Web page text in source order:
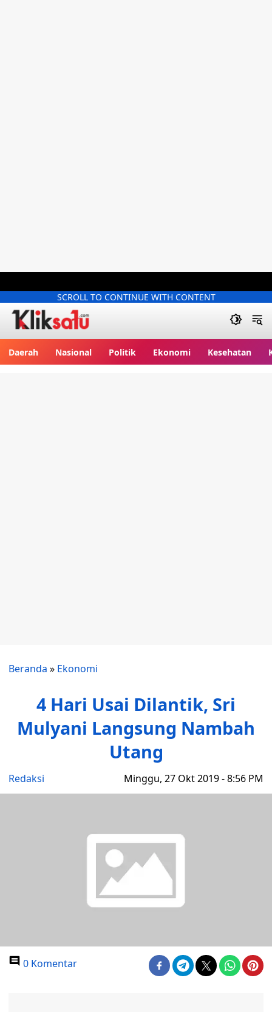
SCROLL TO CONTINUE WITH CONTENT
Daerah Nasional Politik Ekonomi Kesehatan
Beranda » Ekonomi
4 Hari Usai Dilantik, Sri
Mulyani Langsung Nambah
Utang
Redaksi Minggu, 27 Okt 2019 - 8:56 PM
0 Komentar